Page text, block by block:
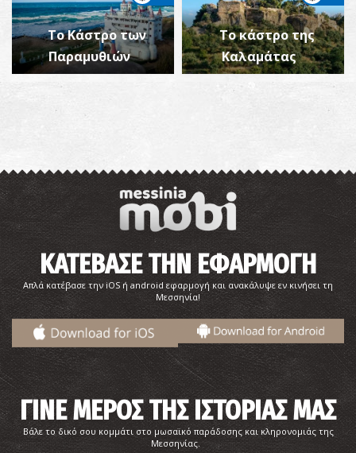
Το Κάστρο των
Παραμυθιών
Το κάστρο της
Καλαμάτας
ΚΑΤΕΒΑΣΕ ΤΗΝ ΕΦΑΡΜΟΓΗ
Απλά κατέβασε την iOS ή android εφαρμογή και ανακάλυψε εν κινήσει τη
Μεσσηνία!
ΓΙΝΕ ΜΕΡΟΣ ΤΗΣ ΙΣΤΟΡΙΑΣ ΜΑΣ
Βάλε το δικό σου κομμάτι στο μωσαϊκό παράδοσης και κληρονομιάς της
Μεσσηνίας.